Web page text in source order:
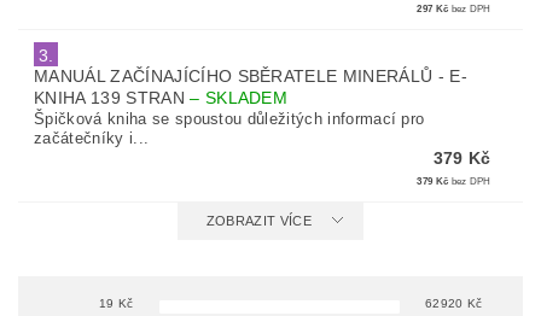
297 Kč bez DPH
3.
MANUÁL ZAČÍNAJÍCÍHO SBĚRATELE MINERÁLŮ - E-
KNIHA 139 STRAN– SKLADEM
Špičková kniha se spoustou důležitých informací pro
začátečníky i...
379 Kč
379 Kč bez DPH
ZOBRAZIT VÍCE
19 Kč 62920 Kč